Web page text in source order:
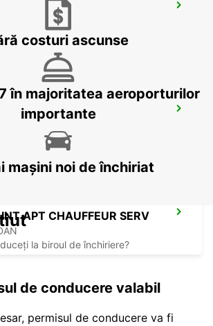
KING DAVID
APT CHAUFFEUR SERV
costuri ascunse
în majoritatea aeroporturilor
importante
mașini noi de închiriat
la biroul de închiriere?
de conducere valabil
permisul de conducere va fi